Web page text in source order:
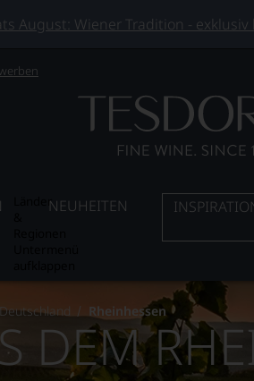
August: Wiener Tradition - exklusiv
LänderNEUHEITEN
Deutschland Rheinhessen
DEM